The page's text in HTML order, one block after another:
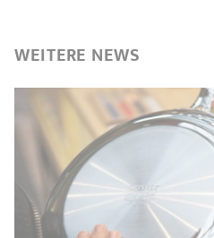
WEITERE NEWS